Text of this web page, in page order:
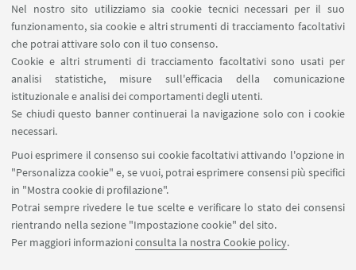
Nel nostro sito utilizziamo sia cookie tecnici necessari per il suo
funzionamento, sia cookie e altri strumenti di tracciamento facoltativi
che potrai attivare solo con il tuo consenso.
Cookie e altri strumenti di tracciamento facoltativi sono usati per
analisi statistiche, misure sull'efficacia della comunicazione
istituzionale e analisi dei comportamenti degli utenti.
Se chiudi questo banner continuerai la navigazione solo con i cookie
necessari.
Puoi esprimere il consenso sui cookie facoltativi attivando l'opzione in
"Personalizza cookie" e, se vuoi, potrai esprimere consensi più specifici
in "Mostra cookie di profilazione".
Potrai sempre rivedere le tue scelte e verificare lo stato dei consensi
rientrando nella sezione "Impostazione cookie" del sito.
Per maggiori informazioniconsulta la nostra Cookie policy.